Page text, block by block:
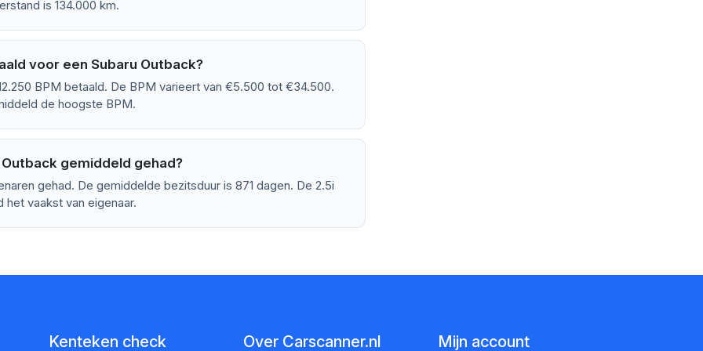
is 134.000 km.
voor een Subaru Outback?
BPM betaald. De BPM varieert van €5.500 tot €34.500.
de hoogste BPM.
gemiddeld gehad?
gehad. De gemiddelde bezitsduur is 871 dagen. De 2.5i
vaakst van eigenaar.
Kenteken check Over Carscanner.nl Mijn account